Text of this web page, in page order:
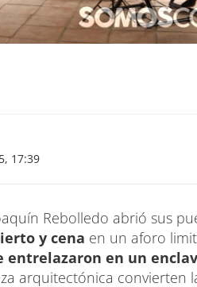
17:39
Rebolledo abrió sus
y cena en un aforo
entrelazaron en un
arquitectónica convierten